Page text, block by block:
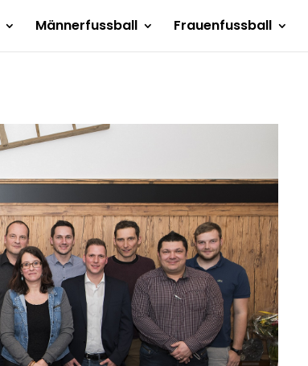
Männerfussball Frauenfussball